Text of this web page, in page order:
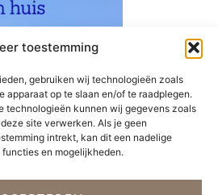
toestemming
gebruiken wij technologieën zoals
apparaat op te slaan en/of te raadplegen.
technologieën kunnen wij gegevens zoals
site verwerken. Als je geen
intrekt, kan dit een nadelige
en mogelijkheden.